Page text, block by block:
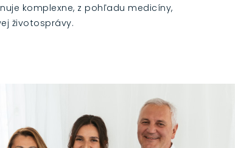
komplexne, z pohľadu medicíny,
životosprávy.